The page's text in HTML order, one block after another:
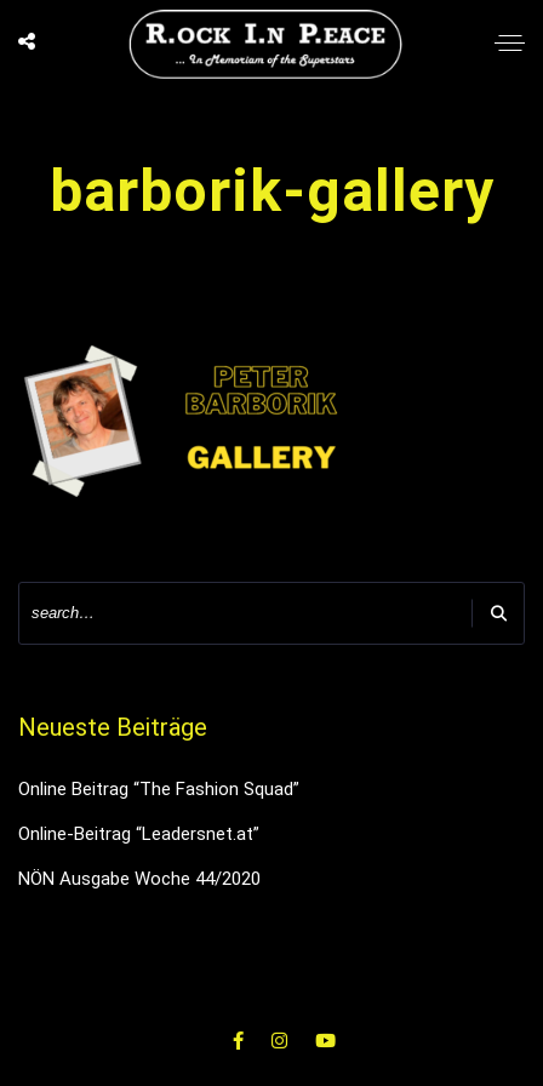
barborik-gallery
Neueste Beiträge
Online Beitrag “The Fashion Squad”
Online-Beitrag “Leadersnet.at”
NÖN Ausgabe Woche 44/2020